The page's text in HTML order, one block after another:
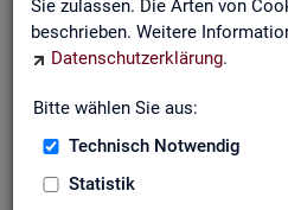
Sie zulassen. Die Arten von
beschrieben. Weitere
Datenschutzerklärung.
Bitte wählen Sie aus:
Technisch Notwendig
Statistik
und Krei­se
nen über Be­stand, Be­trie­be /
Kurz­ar­bei­ter­quo­te und